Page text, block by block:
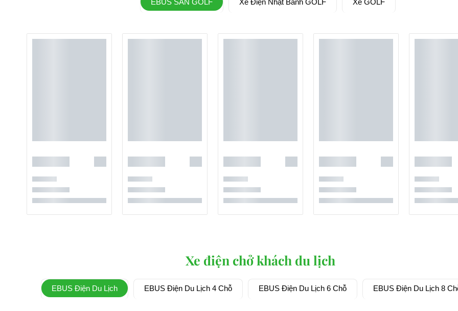
EBUS SÂN GOLF Xe Điện Nhặt Banh GOLF Xe GOLF
Xe điện chở khách du lịch
EBUS Điện Du Lịch EBUS Điện Du Lịch 4 Chỗ EBUS Điện Du Lịch 6 Chỗ EBUS Điện Du Lịch 8